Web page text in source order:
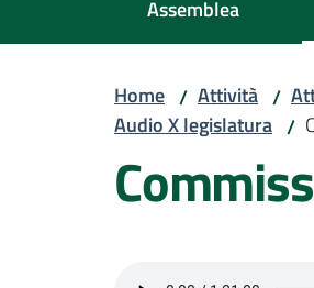
Assemblea
Home / Attività /
Audio X legislatura /